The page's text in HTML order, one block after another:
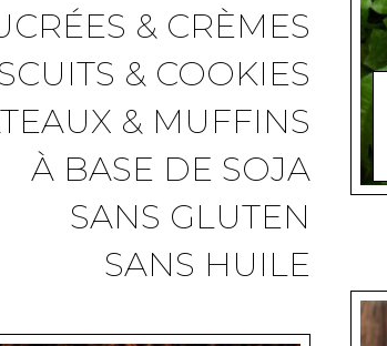
& CRÈMES
& COOKIES
& MUFFINS
À BASE DE SOJA
SANS GLUTEN
SANS HUILE